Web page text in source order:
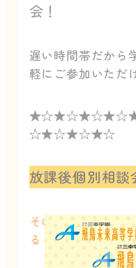
会！
遅い時間帯だから
軽にご参加いただ
☆★☆★☆★☆
放課後個別相談
その①個別にじっ
る！